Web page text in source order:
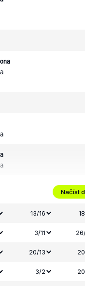
Načíst
13/16
3/11
20/13
3/2